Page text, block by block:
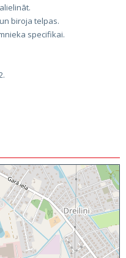
biroja telpas.
specifikai.